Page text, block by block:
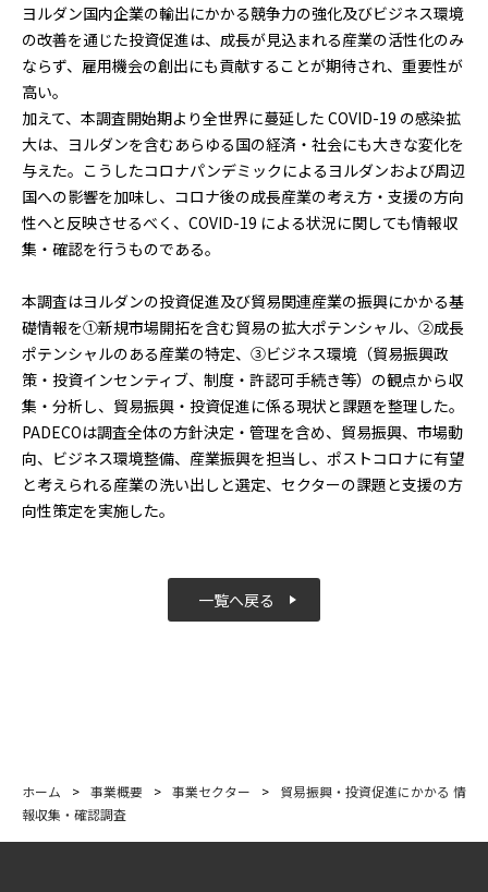
ヨルダン国内企業の輸出にかかる競争力の強化及びビジネス環境
の改善を通じた投資促進は、成長が見込まれる産業の活性化のみ
ならず、雇用機会の創出にも貢献することが期待され、重要性が
高い。
加えて、本調査開始期より全世界に蔓延した COVID-19 の感染拡
大は、ヨルダンを含むあらゆる国の経済・社会にも大きな変化を
与えた。こうしたコロナパンデミックによるヨルダンおよび周辺
国への影響を加味し、コロナ後の成長産業の考え方・支援の方向
性へと反映させるべく、COVID-19 による状況に関しても情報収
集・確認を行うものである。
本調査はヨルダンの投資促進及び貿易関連産業の振興にかかる基
礎情報を①新規市場開拓を含む貿易の拡大ポテンシャル、②成長
ポテンシャルのある産業の特定、③ビジネス環境（貿易振興政
策・投資インセンティブ、制度・許認可手続き等）の観点から収
集・分析し、貿易振興・投資促進に係る現状と課題を整理した。
PADECOは調査全体の方針決定・管理を含め、貿易振興、市場動
向、ビジネス環境整備、産業振興を担当し、ポストコロナに有望
と考えられる産業の洗い出しと選定、セクターの課題と支援の方
向性策定を実施した。
一覧へ戻る
ホーム > 事業概要 > 事業セクター >
貿易振興・投資促進にかかる 情
報収集・確認調査